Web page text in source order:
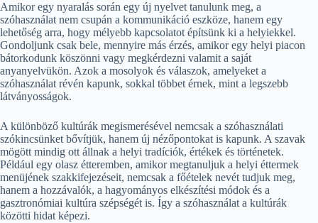
Amikor egy nyaralás során egy új nyelvet tanulunk meg, a
szóhasználat nem csupán a kommunikáció eszköze, hanem egy
lehetőség arra, hogy mélyebb kapcsolatot építsünk ki a helyiekkel.
Gondoljunk csak bele, mennyire más érzés, amikor egy helyi piacon
bátorkodunk köszönni vagy megkérdezni valamit a saját
anyanyelvükön. Azok a mosolyok és válaszok, amelyeket a
szóhasználat révén kapunk, sokkal többet érnek, mint a legszebb
látványosságok.
A különböző kultúrák megismerésével nemcsak a szóhasználati
szókincsünket bővítjük, hanem új nézőpontokat is kapunk. A szavak
mögött mindig ott állnak a helyi tradíciók, értékek és történetek.
Például egy olasz étteremben, amikor megtanuljuk a helyi éttermek
menüjének szakkifejezéseit, nemcsak a főételek nevét tudjuk meg,
hanem a hozzávalók, a hagyományos elkészítési módok és a
gasztronómiai kultúra szépségét is. Így a szóhasználat a kultúrák
közötti hidat képezi.